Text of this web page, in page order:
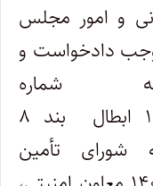
و امور مجلس
دادخواست و
شماره
۴۹۴۷۶۲ مورخ ۱۴۰۳/۱۲/۲۵ ابطال بند ۸
شورای تأمین